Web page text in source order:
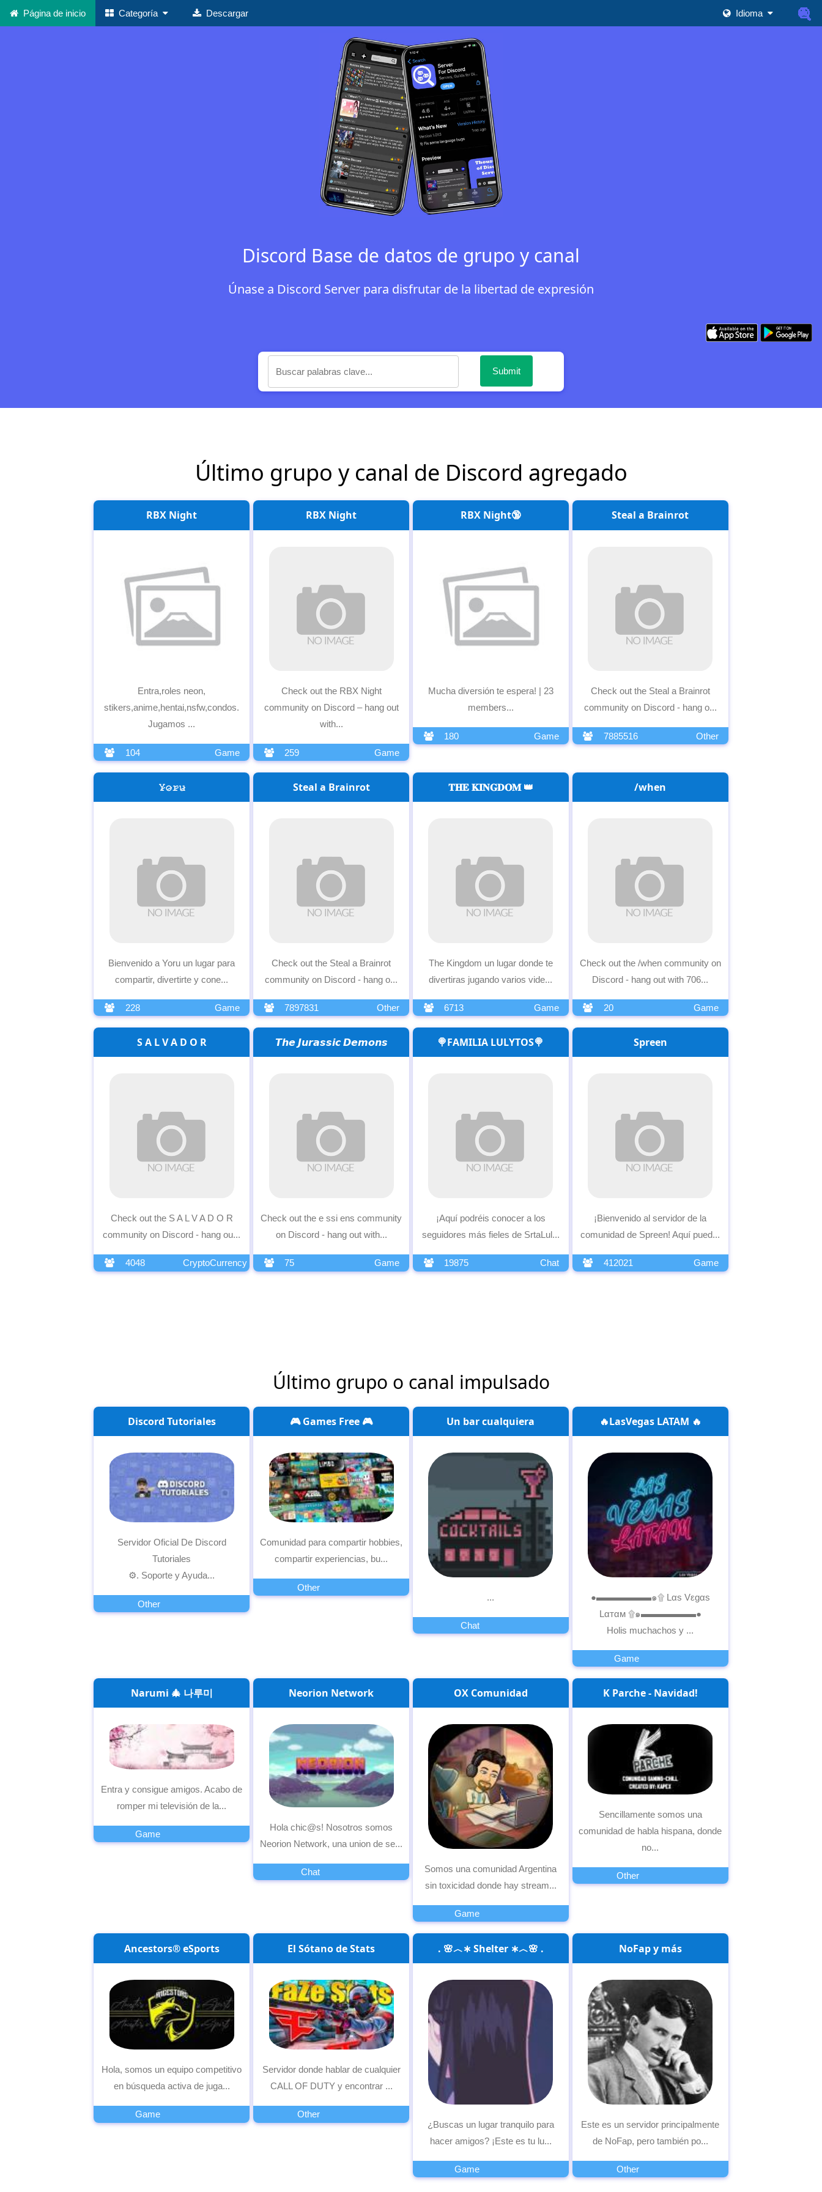
Página de inicio Categoría Descargar Idioma
Discord Base de datos de grupo y canal
Únase a Discord Server para disfrutar de la libertad de expresión
Último grupo y canal de Discord agregado
RBX Night
Entra,roles neon,
stikers,anime,hentai,nsfw,condos.
Jugamos ...
104 Game
RBX Night
Check out the RBX Night
community on Discord – hang out
with...
259 Game
RBX Night🔞
Mucha diversión te espera! | 23
members...
180 Game
Steal a Brainrot
Check out the Steal a Brainrot
community on Discord - hang o...
7885516 Other
𝚈̷𝚘̷𝚛̷𝚞̷
Bienvenido a Yoru un lugar para
compartir, divertirte y cone...
228 Game
Steal a Brainrot
Check out the Steal a Brainrot
community on Discord - hang o...
7897831 Other
𝐓𝐇𝐄 𝐊𝐈𝐍𝐆𝐃𝐎𝐌 👑
The Kingdom un lugar donde te
divertiras jugando varios vide...
6713 Game
/when
Check out the /when community on
Discord - hang out with 706...
20 Game
S A L V A D O R
Check out the S A L V A D O R
community on Discord - hang ou...
4048 CryptoCurrency
𝙏𝙝𝙚 𝙅𝙪𝙧𝙖𝙨𝙨𝙞𝙘 𝘿𝙚𝙢𝙤𝙣𝙨
Check out the e ssi ens community
on Discord - hang out with...
75 Game
🍭FAMILIA LULYTOS🍭
¡Aquí podréis conocer a los
seguidores más fieles de SrtaLul...
19875 Chat
Spreen
¡Bienvenido al servidor de la
comunidad de Spreen! Aquí pued...
412021 Game
Último grupo o canal impulsado
Discord Tutoriales
Servidor Oficial De Discord
Tutoriales
⚙. Soporte y Ayuda...
Other
🎮 Games Free 🎮
Comunidad para compartir hobbies,
compartir experiencias, bu...
Other
Un bar cualquiera
...
Chat
🔥LasVegas LATAM 🔥
●▬▬▬▬▬▬๑۩ Lαѕ Vεgαѕ
Lαтαм ۩๑▬▬▬▬▬▬●
Holis muchachos y ...
Game
Narumi 🎄 나루미
Entra y consigue amigos. Acabo de
romper mi televisión de la...
Game
Neorion Network
Hola chic@s! Nosotros somos
Neorion Network, una union de se...
Chat
OX Comunidad
Somos una comunidad Argentina
sin toxicidad donde hay stream...
Game
K Parche - Navidad!
Sencillamente somos una
comunidad de habla hispana, donde
no...
Other
Ancestors® eSports
Hola, somos un equipo competitivo
en búsqueda activa de juga...
Game
El Sótano de Stats
Servidor donde hablar de cualquier
CALL OF DUTY y encontrar ...
Other
. 🌸︿∗ Shelter ∗︿🌸 .
¿Buscas un lugar tranquilo para
hacer amigos? ¡Este es tu lu...
Game
NoFap y más
Este es un servidor principalmente
de NoFap, pero también po...
Other